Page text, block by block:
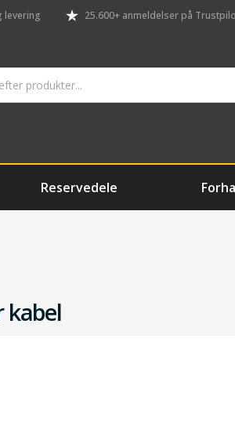
levering 25.600+ anmeldelser på
Reservedele
kabel